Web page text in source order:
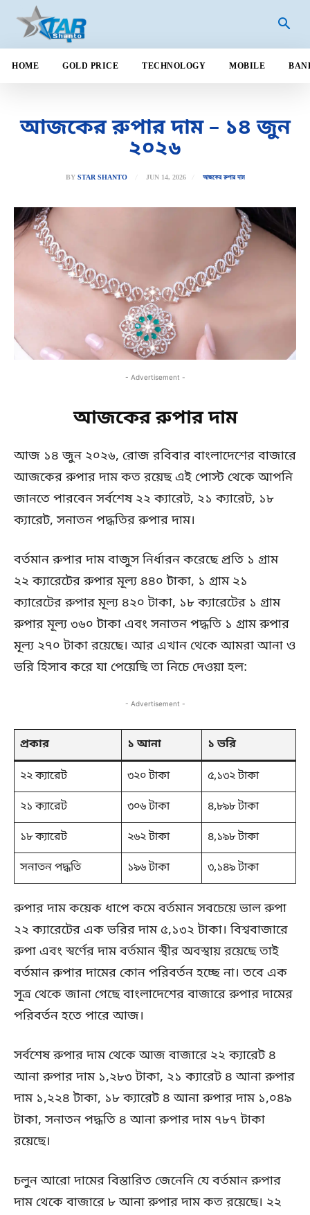
HOME GOLD PRICE TECHNOLOGY MOBILE
আজকের রুপার দাম – ১৪ জুন
২০২৬
BY STAR SHANTO JUN 14, 2026 আজকের রুপার দাম
- Advertisement -
আজকের রুপার দাম
আজ ১৪ জুন ২০২৬, রোজ রবিবার বাংলাদেশের বাজারে
আজকের রুপার দাম কত রয়েছ এই পোস্ট থেকে আপনি
জানতে পারবেন সর্বশেষ ২২ ক্যারেট, ২১ ক্যারেট, ১৮
ক্যারেট, সনাতন পদ্ধতির রুপার দাম।
বর্তমান রুপার দাম বাজুস নির্ধারন করেছে প্রতি ১ গ্রাম
২২ ক্যারেটের রুপার মূল্য ৪৪০ টাকা, ১ গ্রাম ২১
ক্যারেটের রুপার মূল্য ৪২০ টাকা, ১৮ ক্যারেটের ১ গ্রাম
রুপার মূল্য ৩৬০ টাকা এবং সনাতন পদ্ধতি ১ গ্রাম রুপার
মূল্য ২৭০ টাকা রয়েছে। আর এখান থেকে আমরা আনা ও
ভরি হিসাব করে যা পেয়েছি তা নিচে দেওয়া হল:
- Advertisement -
প্রকার ১ আনা ১ ভরি
২২ ক্যারেট ৩২০ টাকা
৫,১৩২ টাকা
২১ ক্যারেট
৩০৬ টাকা
৪,৮৯৮ টাকা
১৮ ক্যারেট
২৬২ টাকা
৪,১৯৮ টাকা
সনাতন পদ্ধতি
১৯৬ টাকা ৩,১৪৯ টাকা
রুপার দাম কয়েক ধাপে কমে বর্তমান সবচেয়ে ভাল রুপা
২২ ক্যারেটের এক ভরির দাম ৫,১৩২ টাকা। বিশ্ববাজারে
রুপা এবং স্বর্ণের দাম বর্তমান স্থীর অবস্থায় রয়েছে তাই
বর্তমান রুপার দামের কোন পরিবর্তন হচ্ছে না। তবে এক
সূত্র থেকে জানা গেছে বাংলাদেশের বাজারে রুপার দামের
পরিবর্তন হতে পারে আজ।
সর্বশেষ রুপার দাম থেকে আজ বাজারে ২২ ক্যারেট ৪
আনা রুপার দাম ১,২৮৩ টাকা, ২১ ক্যারেট ৪ আনা রুপার
দাম ১,২২৪ টাকা, ১৮ ক্যারেট ৪ আনা রুপার দাম ১,০৪৯
টাকা, সনাতন পদ্ধতি ৪ আনা রুপার দাম ৭৮৭ টাকা
রয়েছে।
চলুন আরো দামের বিস্তারিত জেনেনি যে বর্তমান রুপার
দাম থেকে বাজারে ৮ আনা রুপার দাম কত রয়েছে। ২২